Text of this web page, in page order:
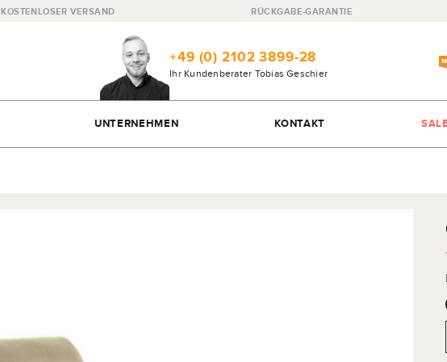
KOSTENLOSER VERSAND RÜCKGABE-GARANTIE
+49 (0) 2102 3899-28
Ihr Kundenberater Tobias Geschier
UNTERNEHMEN KONTAKT